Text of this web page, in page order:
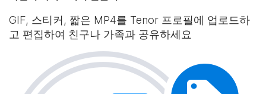
GIF, 스티커, 짧은 MP4를 Tenor 프로필에 업로드하
고 편집하여 친구나 가족과 공유하세요